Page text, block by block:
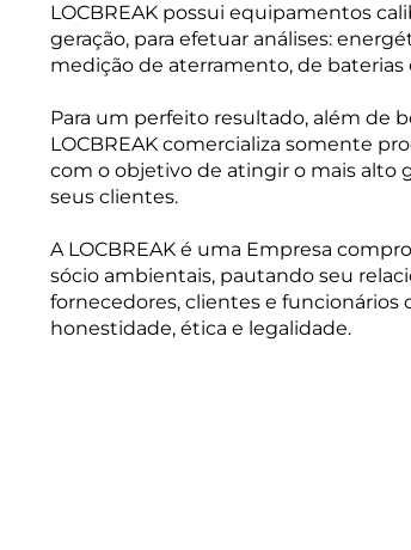
LOCBREAK possui equipamentos
geração, para efetuar análises:
medição de aterramento, de baterias
Para um perfeito resultado, além de
LOCBREAK comercializa somente
com o objetivo de atingir o mais alto
seus clientes.
A LOCBREAK é uma Empresa
sócio ambientais, pautando seu
fornecedores, clientes e funcionários
honestidade, ética e legalidade.